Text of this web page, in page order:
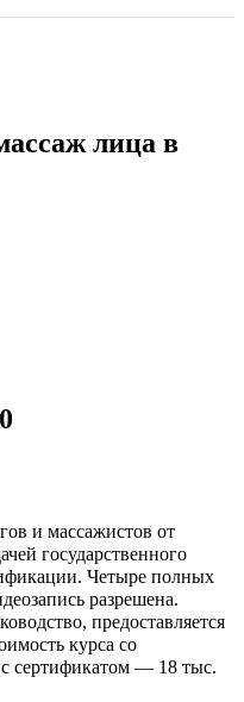
лица в
и массажистов от
государственного
Четыре полных
разрешена.
предоставляется
курса со
сертификатом — 18 тыс.